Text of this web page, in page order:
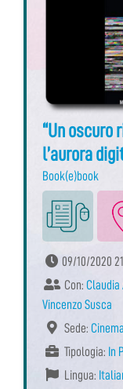
“Un oscuro
l’aurora
Book(e)book
09/10/2020
Con:
Vincenzo Susca
Sede:
Tipologia: In
Lingua: